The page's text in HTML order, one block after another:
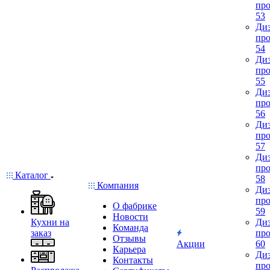
Каталог
Кухни на
заказ
Компания
О фабрике
Новости
Команда
Отзывы
Карьера
Контакты
Акции
53
54
55
56
57
58
59
60